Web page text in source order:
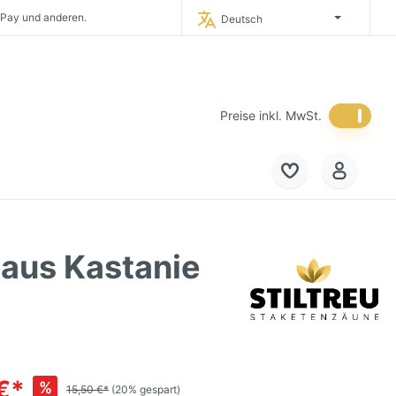
und anderen.
Deutschlands.
Deutschland.
Deutsch
Preise inkl. MwSt.
Kastanie
% 15,50 €* (20% gespart)